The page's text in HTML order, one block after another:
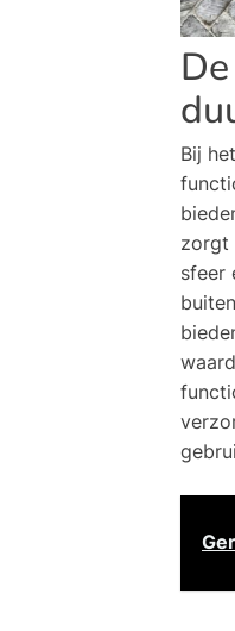
Bij
zorgt
sfeer